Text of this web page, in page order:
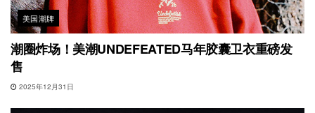
美国潮牌
潮圈炸场！美潮UNDEFEATED马年胶囊卫衣重磅发
售
2025年12月31日